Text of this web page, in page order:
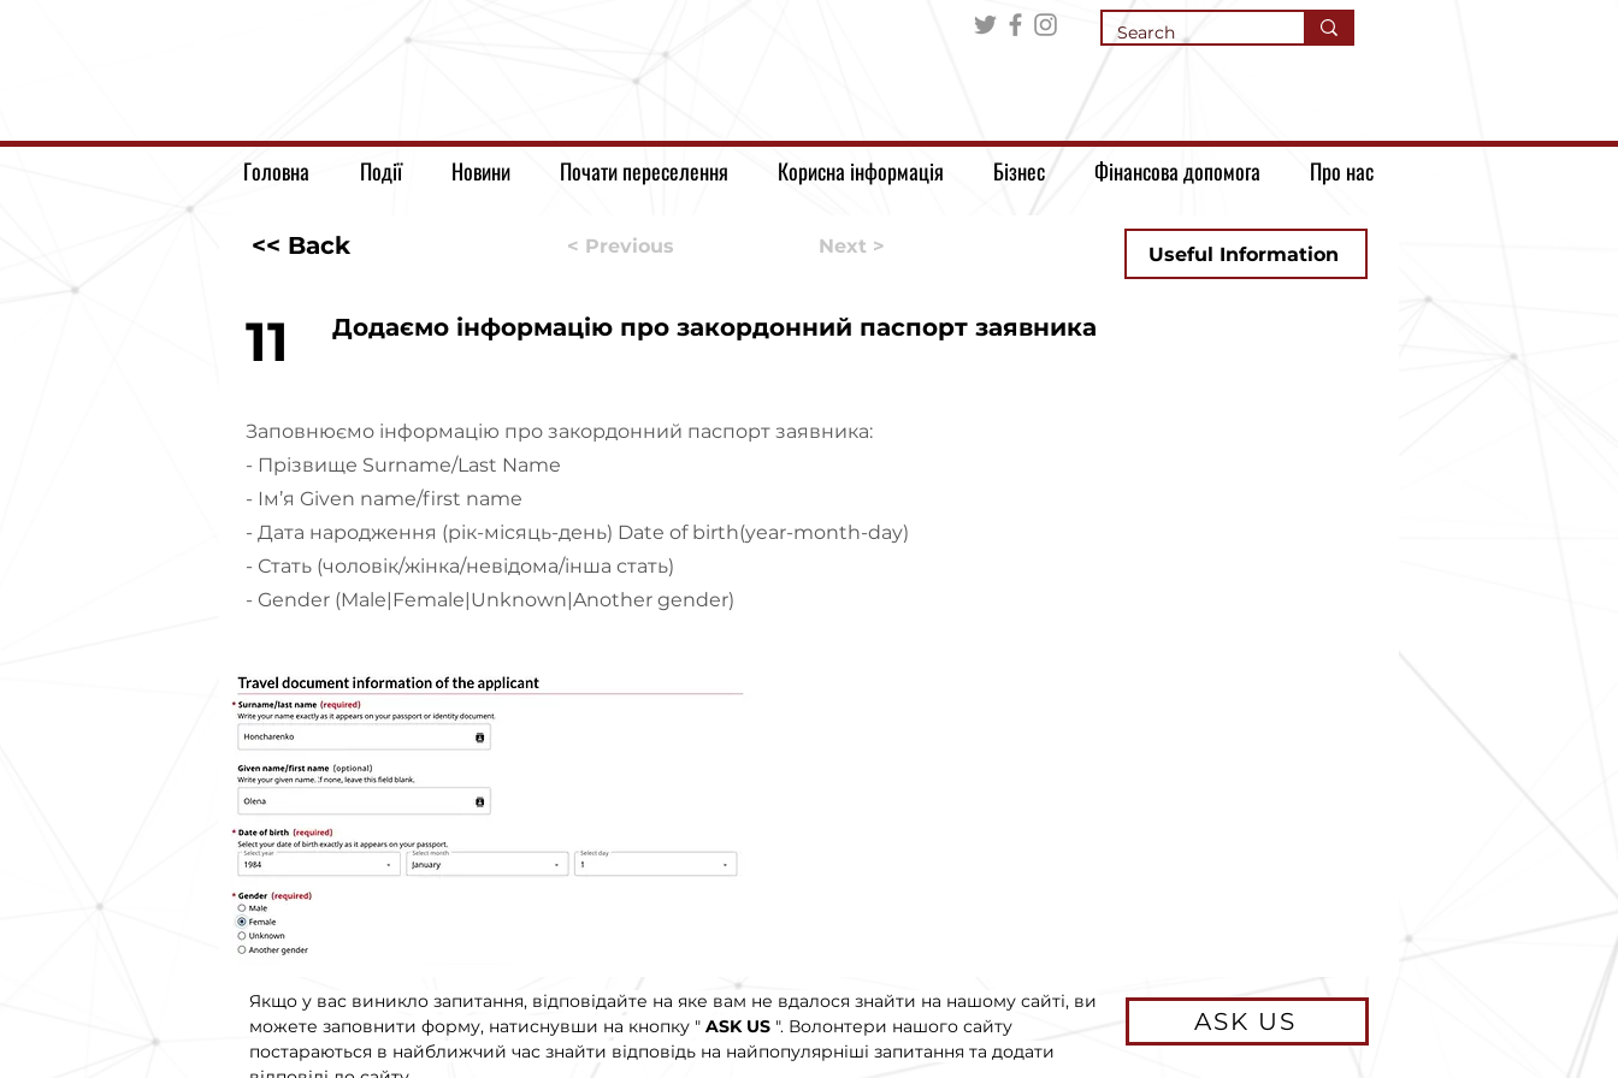
Головна Події Новини Почати переселення Корисна інформація Бізнес Фінансова допомога Про нас
<< Back < Previous Next > Useful Information
11 Додаємо інформацію про закордонний паспорт заявника
Заповнюємо інформацію про закордонний паспорт заявника:
- Прізвище Surname/Last Name
- Ім’я Given name/first name
- Дата народження (рік-місяць-день) Date of birth(year-month-day)
- Стать (чоловік/жінка/невідома/інша стать)
- Gender (Male|Female|Unknown|Another gender)
Якщо у вас виникло запитання, відповідайте на яке вам не вдалося знайти на нашому сайті, ви
можете заповнити форму, натиснувши на кнопку " ASK US ". Волонтери нашого сайту
постараються в найближчий час знайти відповідь на найпопулярніші запитання та додати
ASK US